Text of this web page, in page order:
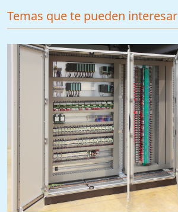
Temas que te pueden interesar